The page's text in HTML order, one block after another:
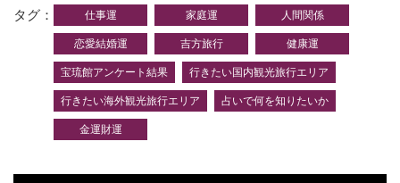
タグ 仕事運 家庭運 人間関係
恋愛結婚運 吉方旅行 健康運
宝琉館アンケート結果 行きたい国内観光旅行エリア
行きたい海外観光旅行エリア 占いで何を知りたいか
金運財運